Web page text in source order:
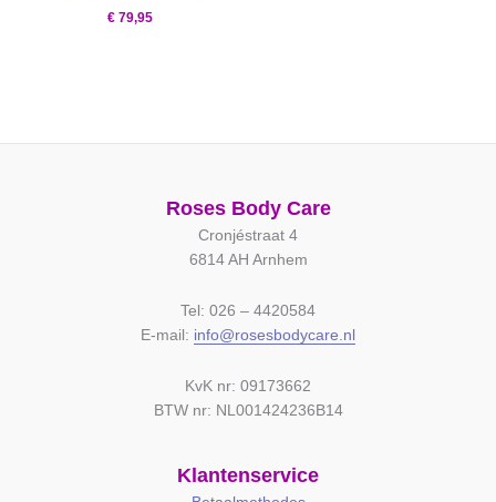
€79,95
Roses Body Care
Cronjéstraat 4
6814 AH Arnhem
Tel: 026 – 4420584
E-mail: info@rosesbodycare.nl
KvK nr: 09173662
BTW nr: NL001424236B14
Klantenservice